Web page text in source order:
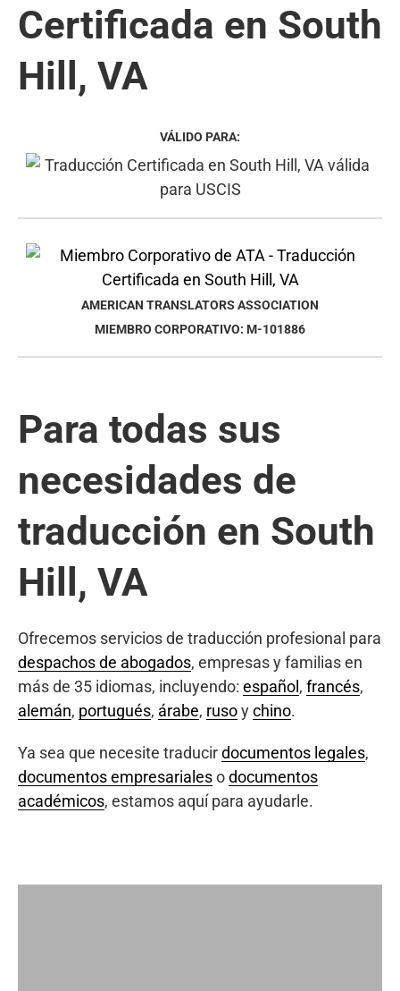
Certificada en South
Hill, VA
VÁLIDO PARA:
AMERICAN TRANSLATORS ASSOCIATION
MIEMBRO CORPORATIVO: M-101886
Para todas sus
necesidades de
traducción en South
Hill, VA
Ofrecemos servicios de traducción profesional para
despachos de abogados, empresas y familias en
más de 35 idiomas, incluyendo: español , francés,
alemán, portugués, árabe, rusoychino.
Ya sea que necesite traducirdocumentos legales,
documentos empresarialesodocumentos
académicos, estamos aquí para ayudarle.